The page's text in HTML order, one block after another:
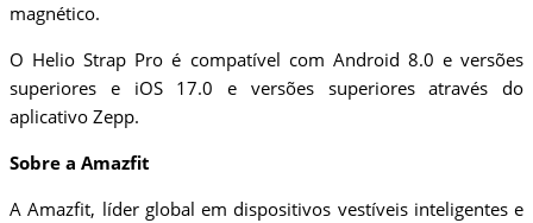
magnético.
O Helio Strap Pro é compatível com Android 8.0 e versões
superiores e iOS 17.0 e versões superiores através do
aplicativo Zepp.
Sobre a Amazfit
A Amazfit, líder global em dispositivos vestíveis inteligentes e